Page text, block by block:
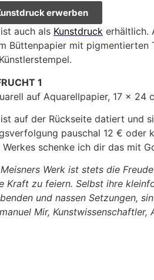
erwerben
auch als Kunstdruck erhältlich.
Büttenpapier mit pigmentierten
1
auf Aquarellpapier, 17 x 24
auf der Rückseite datiert und
pauschal 12 € oder
Werkes schenke ich dir das mit
Werk ist stets die
Kraft zu feiern. Selbst ihre
und nassen Setzungen,
Mir,